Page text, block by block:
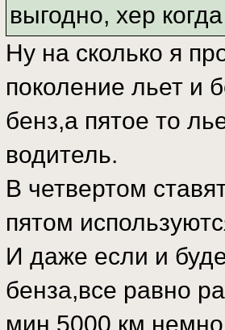
выгодно, хер
Ну на сколько я
поколение льет и
бенз,а пятое то
водитель.
В четвертом
пятом
И даже если и
бенза,все равно
мин 5000